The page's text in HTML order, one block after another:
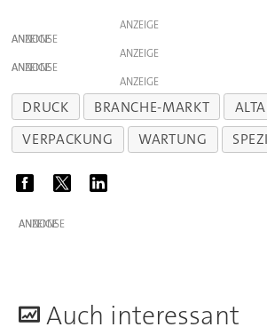
ANZEIGE
ANZEIGE
ANZEIGE
ANZEIGE
ANZEIGE
DRUCK BRANCHE-MARKT
VERPACKUNG
WARTUNG
ANZEIGE
Auch interessant